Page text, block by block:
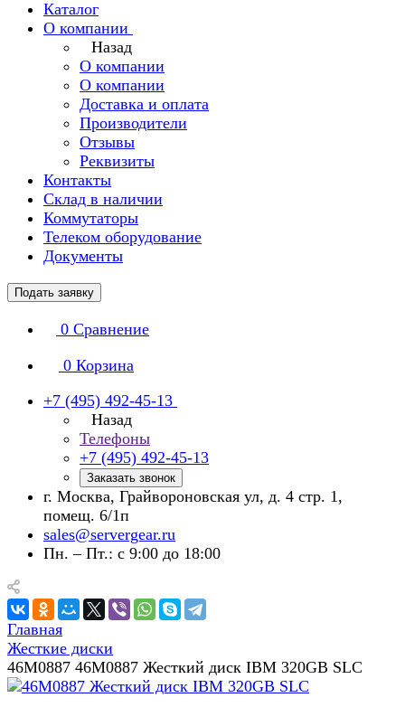
Каталог
О компании
Назад
О компании
О компании
Доставка и оплата
Производители
Отзывы
Реквизиты
Контакты
Склад в наличии
Коммутаторы
Телеком оборудование
Документы
Подать заявку
0 Сравнение
0 Корзина
+7 (495) 492-45-13
Назад
Телефоны
+7 (495) 492-45-13
Заказать звонок
г. Москва, Грайвороновская ул, д. 4 стр. 1,
помещ. 6/1п
sales@servergear.ru
Пн. – Пт.: с 9:00 до 18:00
Главная
Жесткие диски
46M0887 46M0887 Жесткий диск IBM 320GB SLC